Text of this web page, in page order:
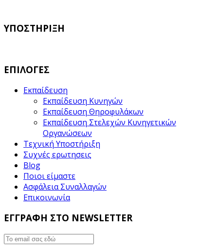
ΥΠΟΣΤΗΡΙΞΗ
ΕΠΙΛΟΓΕΣ
Εκπαίδευση
Εκπαίδευση Κυνηγών
Εκπαίδευση Θηροφυλάκων
Εκπαίδευση Στελεχών Κυνηγετικών
Οργανώσεων
Τεχνική Υποστήριξη
Συχνές ερωτησεις
Blog
Ποιοι είμαστε
Ασφάλεια Συναλλαγών
Επικοινωνία
ΕΓΓΡΑΦΗ ΣΤΟ NEWSLETTER